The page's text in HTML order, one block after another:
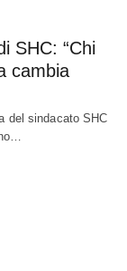
SHC: “Chi
cambia
del sindacato SHC